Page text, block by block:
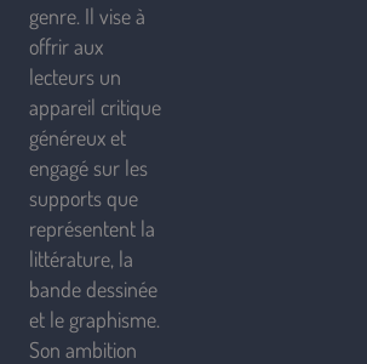
genre. Il vise à
offrir aux
lecteurs un
appareil critique
généreux et
engagé sur les
supports que
représentent la
littérature, la
bande dessinée
et le graphisme.
Son ambition